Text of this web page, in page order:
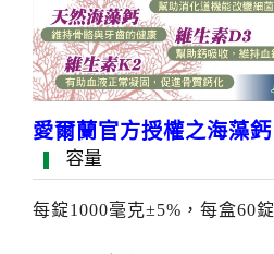
愛爾蘭官方授權之海藻鈣
容量
每錠1000毫克±5%，每盒60錠